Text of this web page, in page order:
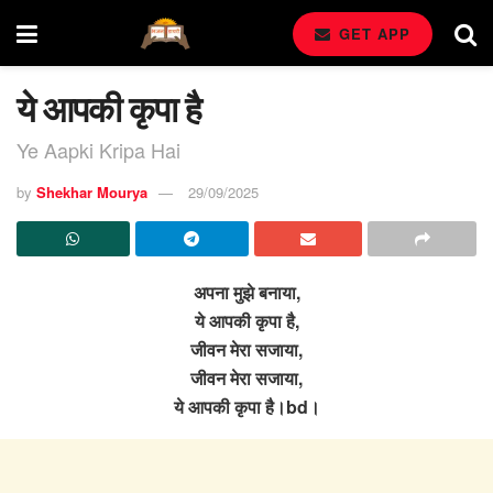
GET APP
ये आपकी कृपा है
Ye Aapki Kripa Hai
by Shekhar Mourya 29/09/2025
अपना मुझे बनाया,
ये आपकी कृपा है,
जीवन मेरा सजाया,
जीवन मेरा सजाया,
ये आपकी कृपा है।bd।